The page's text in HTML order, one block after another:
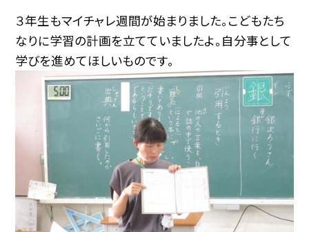
３年生もマイチャレ週間が始まりました。こどもたち
なりに学習の計画を立てていましたよ。自分事として
学びを進めてほしいものです。